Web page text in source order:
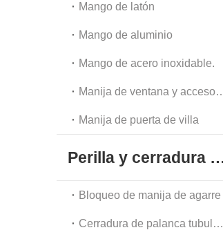
Mango de latón
Mango de aluminio
Mango de acero inoxidable.
Manija de
Manija de puerta de villa
Perilla y
Bloqueo de manija de agarre
Cerradura de palanca tubular de alta resistencia